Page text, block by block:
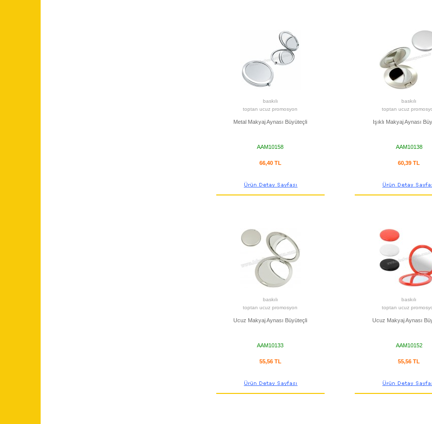
baskılı
toptan ucuz promosyon
Metal Makyaj Aynası Büyüteçli
AAM10158
66,40 TL
baskılı
toptan ucuz
Işıklı Makyaj Aynası
AAM10138
60,39 TL
baskılı
toptan ucuz promosyon
Ucuz Makyaj Aynası Büyüteçli
AAM10133
55,56 TL
baskılı
toptan ucuz
Ucuz Makyaj Aynası
AAM10152
55,56 TL